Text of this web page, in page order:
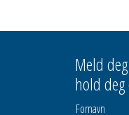
Meld
hold
Fornavn